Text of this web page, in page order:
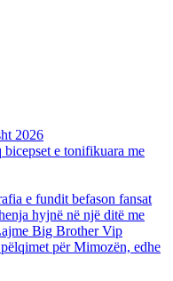
2026
e tonifikuara me
e fundit befason fansat
hyjnë në një ditë me
Big Brother Vip
për Mimozën, edhe